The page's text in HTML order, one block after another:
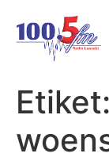
Etiket: